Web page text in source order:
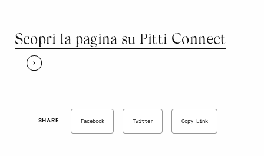
Scopri la pagina su Pitti Connect
SHARE Facebook Twitter Copy Link